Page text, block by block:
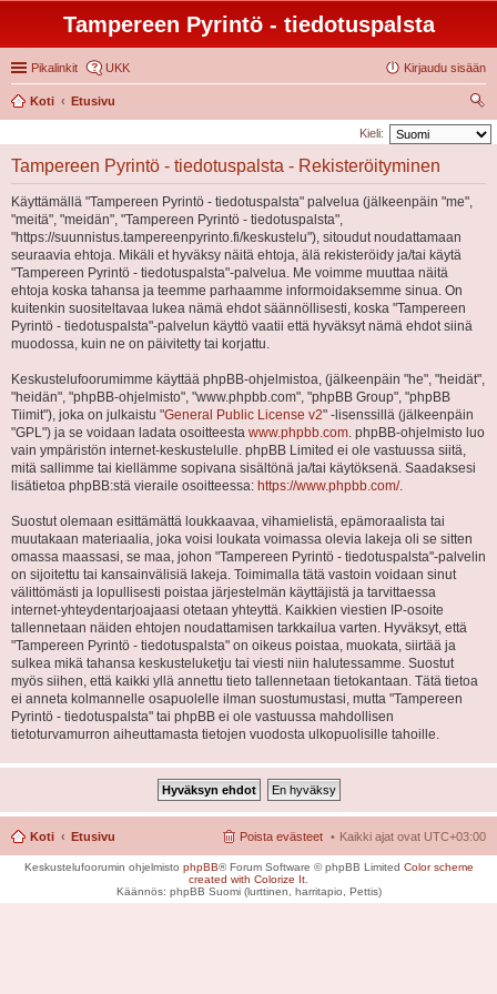
Tampereen Pyrintö - tiedotuspalsta
Pikalinkit UKK Kirjaudu sisään
Koti
Etusivu
tsi
Kieli:
Tampereen Pyrintö - tiedotuspalsta - Rekisteröityminen
Käyttämällä "Tampereen Pyrintö - tiedotuspalsta" palvelua (jälkeenpäin "me",
"meitä", "meidän", "Tampereen Pyrintö - tiedotuspalsta",
"https://suunnistus.tampereenpyrinto.fi/keskustelu"), sitoudut noudattamaan
seuraavia ehtoja. Mikäli et hyväksy näitä ehtoja, älä rekisteröidy ja/tai käytä
"Tampereen Pyrintö - tiedotuspalsta"-palvelua. Me voimme muuttaa näitä
ehtoja koska tahansa ja teemme parhaamme informoidaksemme sinua. On
kuitenkin suositeltavaa lukea nämä ehdot säännöllisesti, koska "Tampereen
Pyrintö - tiedotuspalsta"-palvelun käyttö vaatii että hyväksyt nämä ehdot siinä
muodossa, kuin ne on päivitetty tai korjattu.
Keskustelufoorumimme käyttää phpBB-ohjelmistoa, (jälkeenpäin "he", "heidät",
"heidän", "phpBB-ohjelmisto", "www.phpbb.com", "phpBB Group", "phpBB
Tiimit"), joka on julkaistu "General Public License v2" -lisenssillä (jälkeenpäin
"GPL") ja se voidaan ladata osoitteesta www.phpbb.com. phpBB-ohjelmisto luo
vain ympäristön internet-keskustelulle. phpBB Limited ei ole vastuussa siitä,
mitä sallimme tai kiellämme sopivana sisältönä ja/tai käytöksenä. Saadaksesi
lisätietoa phpBB:stä vieraile osoitteessa: https://www.phpbb.com/.
Suostut olemaan esittämättä loukkaavaa, vihamielistä, epämoraalista tai
muutakaan materiaalia, joka voisi loukata voimassa olevia lakeja oli se sitten
omassa maassasi, se maa, johon "Tampereen Pyrintö - tiedotuspalsta"-palvelin
on sijoitettu tai kansainvälisiä lakeja. Toimimalla tätä vastoin voidaan sinut
välittömästi ja lopullisesti poistaa järjestelmän käyttäjistä ja tarvittaessa
internet-yhteydentarjoajaasi otetaan yhteyttä. Kaikkien viestien IP-osoite
tallennetaan näiden ehtojen noudattamisen tarkkailua varten. Hyväksyt, että
"Tampereen Pyrintö - tiedotuspalsta" on oikeus poistaa, muokata, siirtää ja
sulkea mikä tahansa keskusteluketju tai viesti niin halutessamme. Suostut
myös siihen, että kaikki yllä annettu tieto tallennetaan tietokantaan. Tätä tietoa
ei anneta kolmannelle osapuolelle ilman suostumustasi, mutta "Tampereen
Pyrintö - tiedotuspalsta" tai phpBB ei ole vastuussa mahdollisen
tietoturvamurron aiheuttamasta tietojen vuodosta ulkopuolisille tahoille.
Koti Etusivu Kaikki ajat ovat UTC+03:00
Poista evästeet
Keskustelufoorumin ohjelmisto phpBB® Forum Software © phpBB Limited Color scheme
created with Colorize It
Käännös: phpBB Suomi (lurttinen, harritapio, Pettis)